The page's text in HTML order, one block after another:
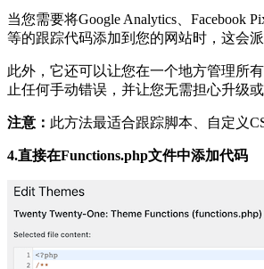
当您需要将Google Analytics、Facebook
等的跟踪代码添加到您的网站时，这会派
此外，它还可以让您在一个地方管理所
止任何手动错误，并让您无需担心升级或
注意： 此方法最适合跟踪脚本、自定义
4.直接在Functions.php文件中添加代码